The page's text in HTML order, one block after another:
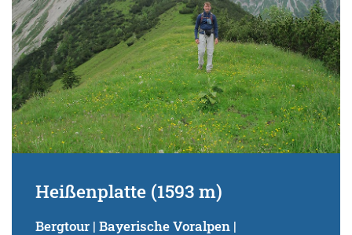
Heißenplatte (1593 m)
Bergtour | Bayerische Voralpen |